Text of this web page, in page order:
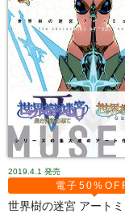
2019.4.1 発売
電子
世界樹の迷宮 アート